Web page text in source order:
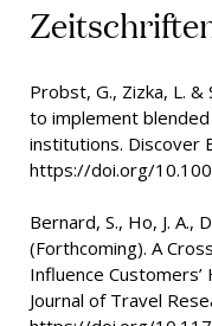
Probst, G., Zizka, L.
to implement
institutions. Discover
https://doi.org/
Bernard, S., Ho, J. A.,
(Forthcoming). A
Influence
Journal of Travel